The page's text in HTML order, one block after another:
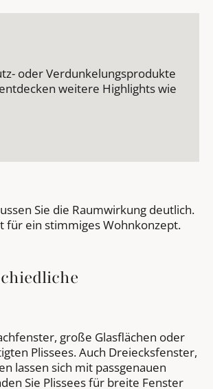
oder Verdunkelungsprodukte
weitere Highlights wie
Sie die Raumwirkung deutlich.
für ein stimmiges Wohnkonzept.
große Glasflächen oder
Plissees. Auch Dreiecksfenster,
lassen sich mit passgenauen
Sie Plissees für breite Fenster